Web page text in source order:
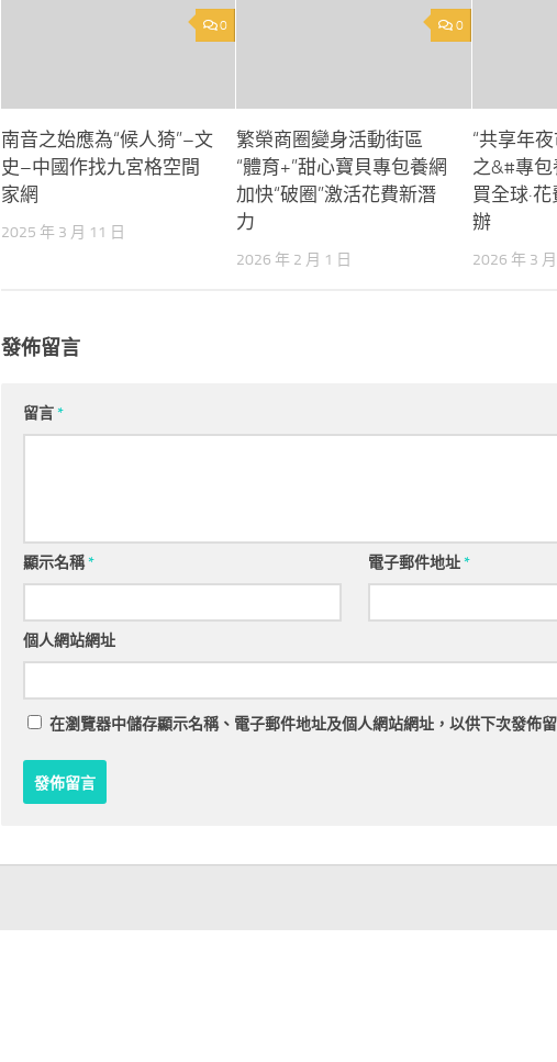
0
南音之始應為“候人猗”–文
史–中國作找九宮格空間
家網
2025 年 3 月 11 日
0
繁榮商圈變身活動街區
“體育+”甜心寶貝專包養網
加快“破圈”激活花費新潛
力
2026 年 2 月 1 日
“共享年
之&#專包
買全球·
辦
2026 年 3
發佈留言
留言*
顯示名稱* 電子郵件地址*
個人網站網址
在瀏覽器中儲存顯示名稱、電子郵件地址及個人網站網址，以供下次發佈